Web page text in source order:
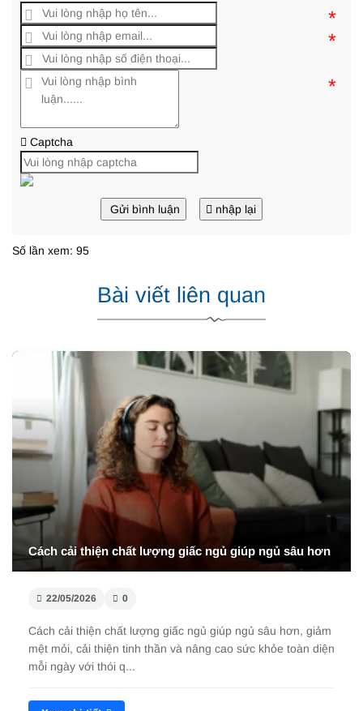
*
*
*
Captcha
Gửi bình luận nhập lại
Số lần xem: 95
Bài viết liên quan
Cách cải thiện chất lượng giấc ngủ giúp ngủ sâu hơn
22/05/2026 0
Cách cải thiện chất lượng giấc ngủ giúp ngủ sâu hơn, giảm
mệt mỏi, cải thiện tinh thần và nâng cao sức khỏe toàn diện
mỗi ngày với thói q...